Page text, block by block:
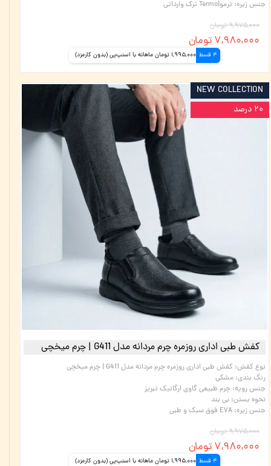
جنس زیره: ترمو|Termo ترک وارداتی
۹,۹۷۵,۰۰۰ تومان
۷,۹۸۰,۰۰۰ تومان
4 قسط 1,995,000 تومان ماهانه با اسنپ‌پی (بدون کارمزد)
کفش طبی اداری روزمره چرم مردانه مدل G411 | چرم میخچی
نوع کفش: کفش طبی اداری روزمره چرم مردانه مدل G411 | چرم میخچی
رنگ بندی: مشکی
جنس رویه: چرم طبیعی گاوی ارگانیک تبریز
نحوه بستن: بی بند
جنس زیره: EVA فوق سبک و طبی
۹,۹۷۵,۰۰۰ تومان
۷,۹۸۰,۰۰۰ تومان
4 قسط 1,995,000 تومان ماهانه با اسنپ‌پی (بدون کارمزد)
NEW COLLECTION
۲۰ درصد